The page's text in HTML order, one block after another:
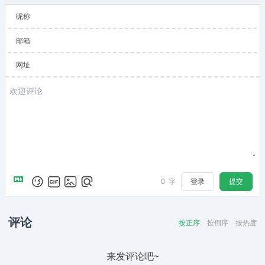
昵称
邮箱
网址
0 字 登录 提交
评论 按正序 按倒序 按热度
来发评论吧~